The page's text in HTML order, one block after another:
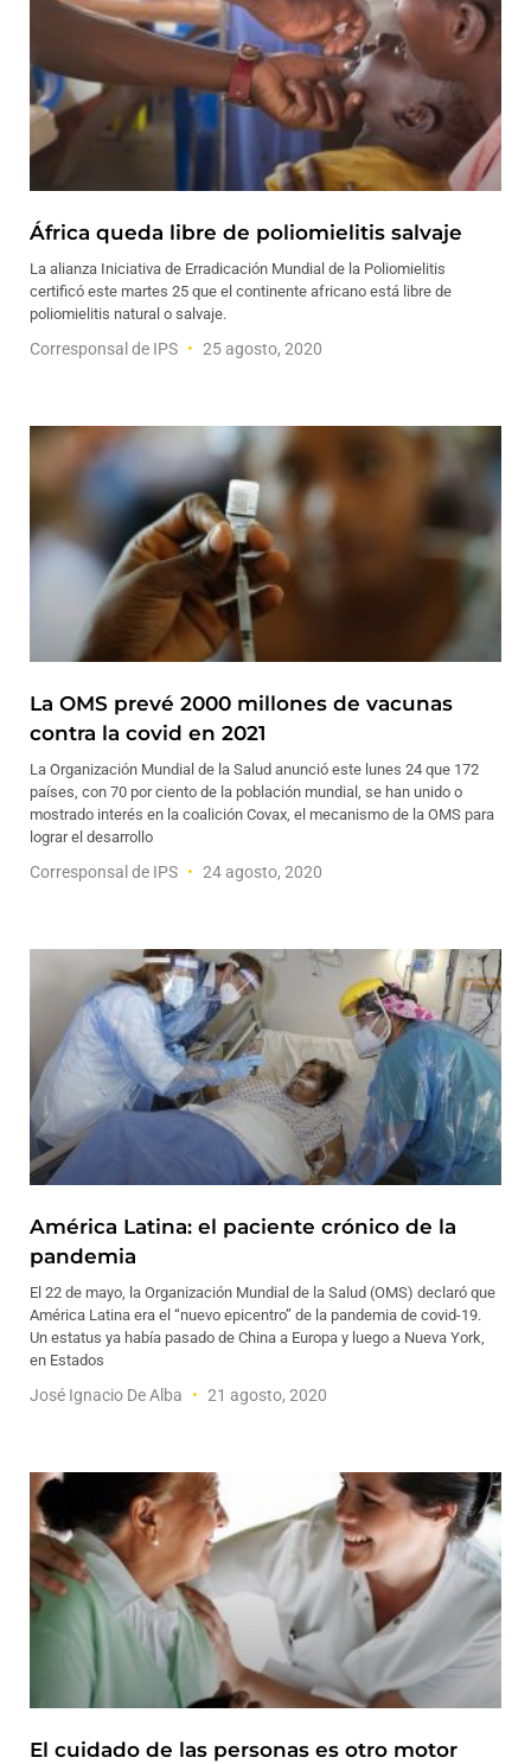
África queda libre de poliomielitis salvaje
La alianza Iniciativa de Erradicación Mundial de la Poliomielitis
certificó este martes 25 que el continente africano está libre de
poliomielitis natural o salvaje.
Corresponsal de IPS 25 agosto, 2020
La OMS prevé 2000 millones de vacunas
contra la covid en 2021
La Organización Mundial de la Salud anunció este lunes 24 que 172
países, con 70 por ciento de la población mundial, se han unido o
mostrado interés en la coalición Covax, el mecanismo de la OMS para
lograr el desarrollo
Corresponsal de IPS 24 agosto, 2020
América Latina: el paciente crónico de la
pandemia
El 22 de mayo, la Organización Mundial de la Salud (OMS) declaró que
América Latina era el “nuevo epicentro” de la pandemia de covid-19.
Un estatus ya había pasado de China a Europa y luego a Nueva York,
en Estados
José Ignacio De Alba 21 agosto, 2020
El cuidado de las personas es otro motor